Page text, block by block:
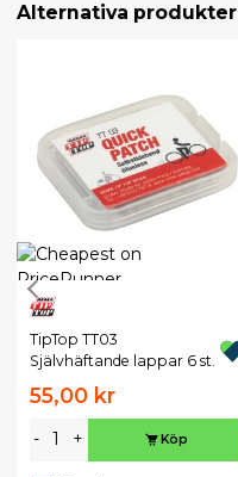
Alternativa produkter
TipTop TT03
Självhäftande lappar 6 st.
55,00 kr
- + Köp